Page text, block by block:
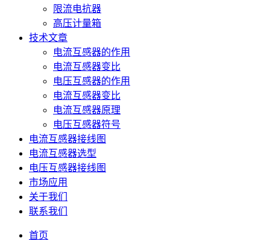
限流电抗器
高压计量箱
技术文章
电流互感器的作用
电流互感器变比
电压互感器的作用
电流互感器变比
电流互感器原理
电压互感器符号
电流互感器接线图
电流互感器选型
电压互感器接线图
市场应用
关于我们
联系我们
首页